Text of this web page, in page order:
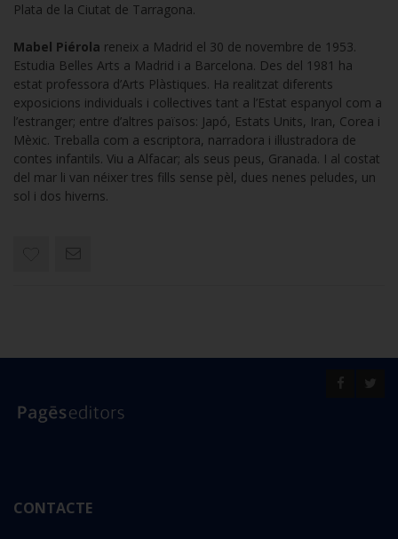
Plata de la Ciutat de Tarragona.
Mabel Piérola reneix a Madrid el 30 de novembre de 1953.
Estudia Belles Arts a Madrid i a Barcelona. Des del 1981 ha
estat professora d’Arts Plàstiques. Ha realitzat diferents
exposicions individuals i col·lectives tant a l’Estat espanyol com a
l’estranger; entre d’altres països: Japó, Estats Units, Iran, Corea i
Mèxic. Treballa com a escriptora, narradora i il·lustradora de
contes infantils. Viu a Alfacar; als seus peus, Granada. I al costat
del mar li van néixer tres fills sense pèl, dues nenes peludes, un
sol i dos hiverns.
CONTACTE